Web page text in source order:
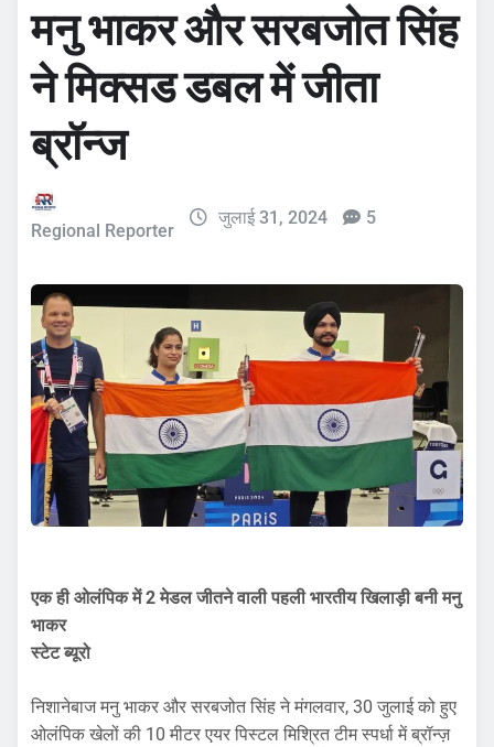
मनु भाकर और सरबजोत सिंह
ने मिक्सड डबल में जीता
ब्रॉन्ज
Regional Reporter
जुलाई 31, 2024 5
एक ही ओलंपिक में 2 मेडल जीतने वाली पहली भारतीय खिलाड़ी बनी मनु
भाकर
स्टेट ब्यूरो
निशानेबाज मनु भाकर और सरबजोत सिंह ने मंगलवार, 30 जुलाई को हुए
ओलंपिक खेलों की 10 मीटर एयर पिस्टल मिश्रित टीम स्पर्धा में ब्रॉन्ज़